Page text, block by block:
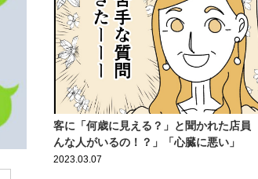
客に「何歳に見える？」と聞かれた店
んな人がいるの！？」「心臓に悪い」
2023.03.07